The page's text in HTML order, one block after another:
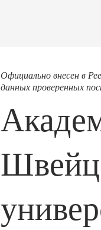
Официально внесен в
данных проверенных